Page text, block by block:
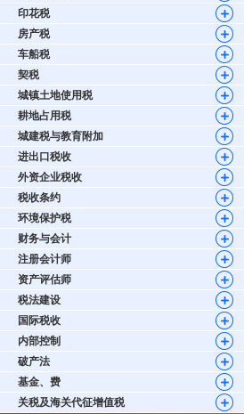
印花税
房产税
车船税
契税
城镇土地使用税
耕地占用税
城建税与教育附加
进出口税收
外资企业税收
税收条约
环境保护税
财务与会计
注册会计师
资产评估师
税法建设
国际税收
内部控制
破产法
基金、费
关税及海关代征增值税